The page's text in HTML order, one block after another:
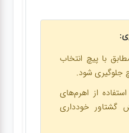
با پیچ انتخاب
جلوگیری شود.
از اهرم‌های
گشتاور خودداری